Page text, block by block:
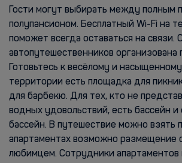
Гости могут выбирать между полным
полупансионом. Бесплатный Wi-Fi на
поможет всегда оставаться на связи.
автопутешественников организована
Готовьтесь к весёлому и
территории есть площадка для
для барбекю. Для тех, кто не
водных удовольствий, есть бассейн
бассейн. В путешествие можно взять
апартаментах возможно размещение
любимцем. Сотрудники апартаментов